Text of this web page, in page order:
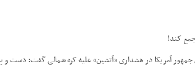
کند!
جمهور آمریکا در هشداری «آتشین» علیه کره شمالی گفت: دست و